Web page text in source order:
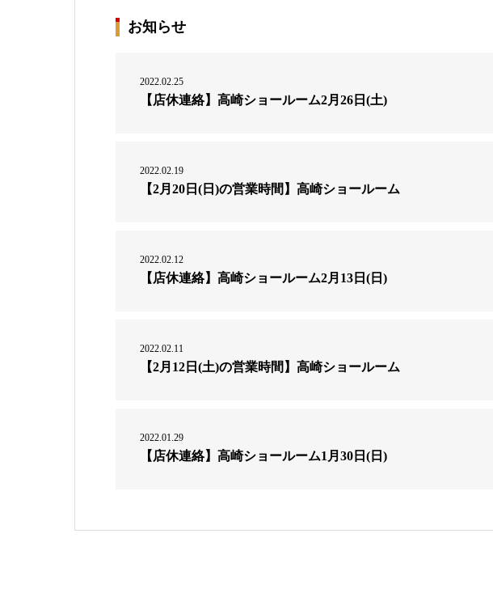
お知らせ
2022.02.25
【店休連絡】高崎ショールーム2月26日(土)
2022.02.19
【2月20日(日)の営業時間】高崎ショールーム
2022.02.12
【店休連絡】高崎ショールーム2月13日(日)
2022.02.11
【2月12日(土)の営業時間】高崎ショールーム
2022.01.29
【店休連絡】高崎ショールーム1月30日(日)